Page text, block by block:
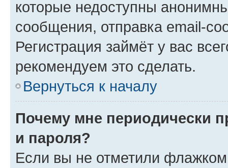
которые недоступны
сообщения, отправка email-
Регистрация займёт у вас
рекомендуем это сделать.
Вернуться к началу
Почему мне периодически
и пароля?
Если вы не отметили